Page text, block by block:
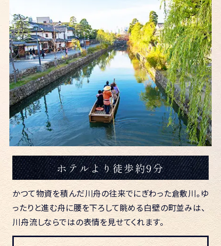
ホテルより徒歩約9分
かつて物資を積んだ川舟の往来でにぎわった倉敷川。ゆ
ったりと進む舟に腰を下ろして眺める白壁の町並みは、
川舟流しならではの表情を見せてくれます。